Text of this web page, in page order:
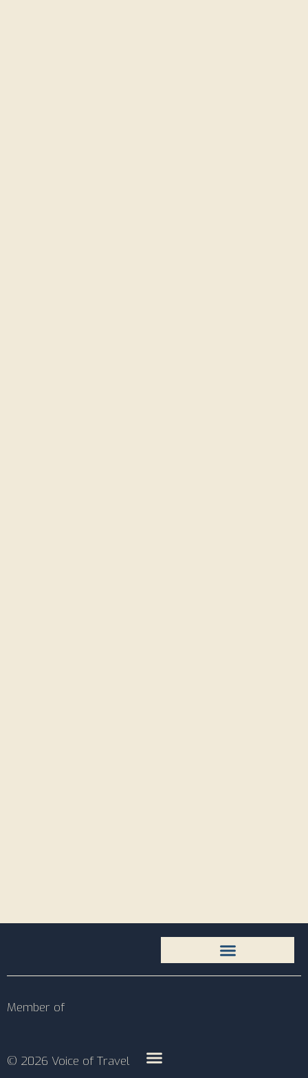
Member of
© 2026 Voice of Travel